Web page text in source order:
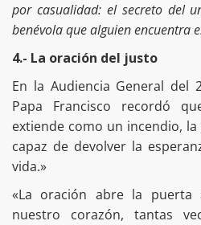
por casualidad: el secreto del
benévola que alguien encuentra
4.- La oración del justo
En la Audiencia General del
Papa Francisco recordó
extiende como un incendio,
capaz de devolver la
vida.»
«La oración abre la puerta
nuestro corazón, tantas